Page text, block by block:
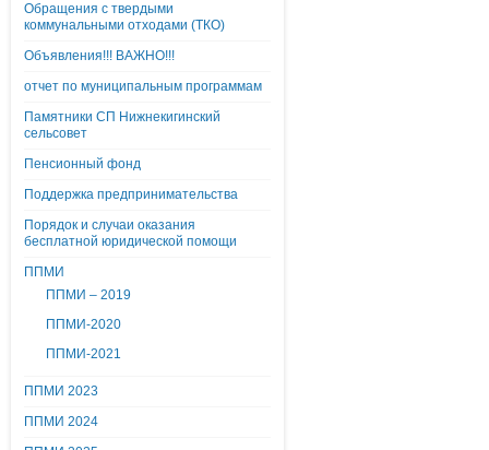
Обращения с твердыми
коммунальными отходами (ТКО)
Объявления!!! ВАЖНО!!!
отчет по муниципальным программам
Памятники СП Нижнекигинский
сельсовет
Пенсионный фонд
Поддержка предпринимательства
Порядок и случаи оказания
бесплатной юридической помощи
ППМИ
ППМИ – 2019
ППМИ-2020
ППМИ-2021
ППМИ 2023
ППМИ 2024